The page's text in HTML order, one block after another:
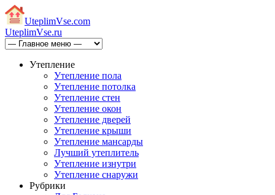
UteplimVse.com
UteplimVse.ru
Утепление
Утепление пола
Утепление потолка
Утепление стен
Утепление окон
Утепление дверей
Утепление крыши
Утепление мансарды
Лучший утеплитель
Утепление изнутри
Утепление снаружи
Рубрики